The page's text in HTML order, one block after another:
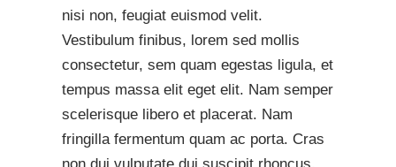
nisi non, feugiat euismod velit.
Vestibulum finibus, lorem sed mollis
consectetur, sem quam egestas ligula, et
tempus massa elit eget elit. Nam semper
scelerisque libero et placerat. Nam
fringilla fermentum quam ac porta. Cras
non dui vulputate dui suscipit rhoncus.